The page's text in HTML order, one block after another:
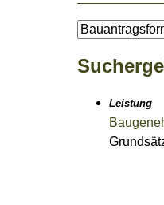
Leistung